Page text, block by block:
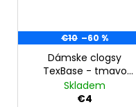
€10 –60 %
Dámske clogsy
TexBase - tmavo
modrá
Skladem
€4